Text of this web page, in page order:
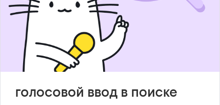
голосовой ввод в поиске